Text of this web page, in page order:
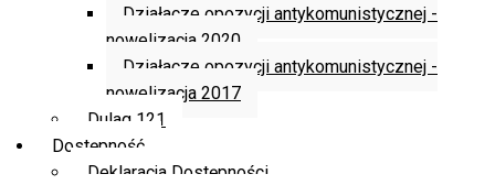
Działacze opozycji antykomunistycznej -
nowelizacja 2020
Działacze opozycji antykomunistycznej -
nowelizacja 2017
Dulag 121
Dostępność
Deklaracja Dostępności